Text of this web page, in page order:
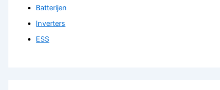
Batterijen
Inverters
ESS